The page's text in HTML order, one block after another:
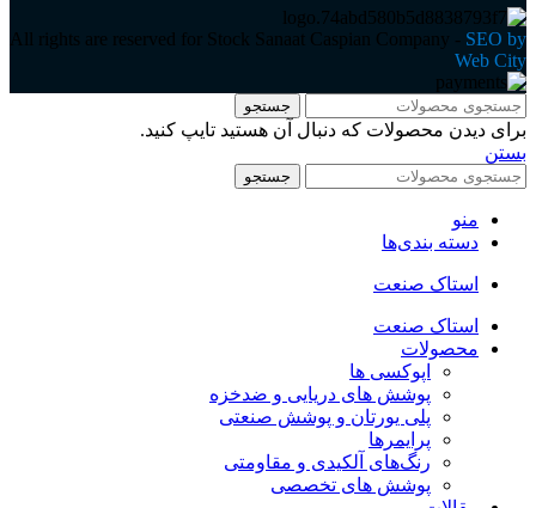
All rights are reserved for Stock Sanaat Caspian Company - SEO by
Web City
جستجو
برای دیدن محصولات که دنبال آن هستید تایپ کنید.
بستن
جستجو
منو
دسته بندی‌ها
استاک صنعت
استاک صنعت
محصولات
اپوکسی ها
پوشش های دریایی و ضدخزه
پلی یورتان و پوشش صنعتی
پرایمرها
رنگ‌های آلکیدی و مقاومتی
پوشش های تخصصی